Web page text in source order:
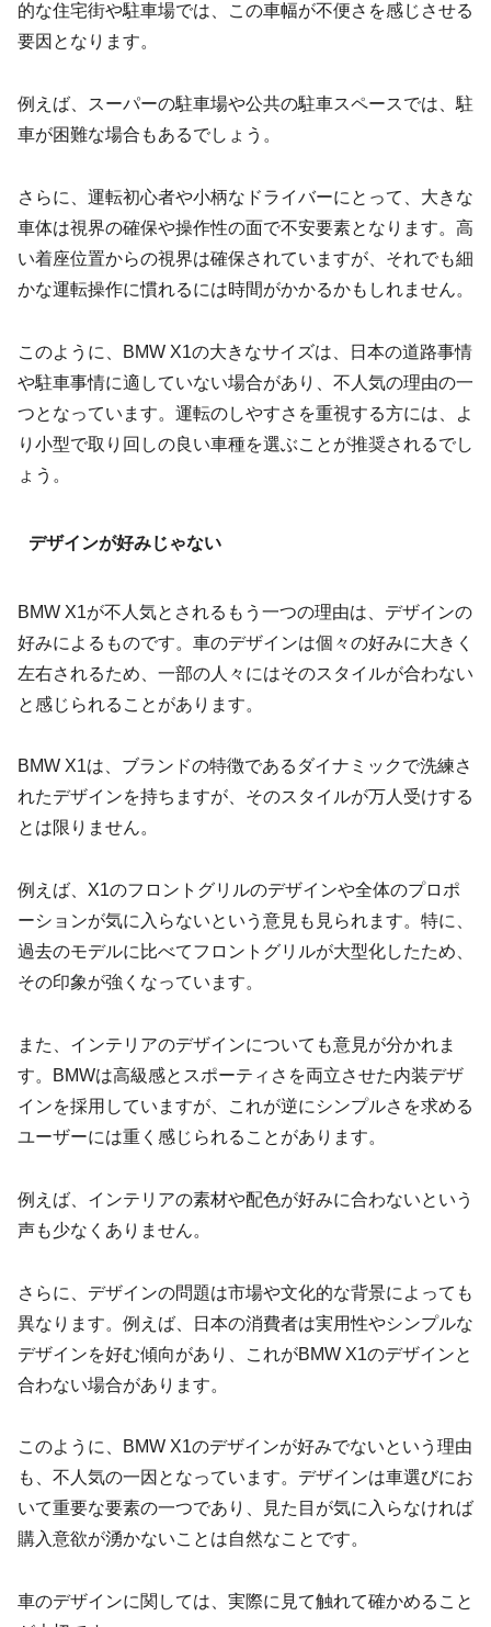
的な住宅街や駐車場では、この車幅が不便さを感じさせる
要因となります。
例えば、スーパーの駐車場や公共の駐車スペースでは、駐
車が困難な場合もあるでしょう。
さらに、運転初心者や小柄なドライバーにとって、大きな
車体は視界の確保や操作性の面で不安要素となります。高
い着座位置からの視界は確保されていますが、それでも細
かな運転操作に慣れるには時間がかかるかもしれません。
このように、BMW X1の大きなサイズは、日本の道路事情
や駐車事情に適していない場合があり、不人気の理由の一
つとなっています。運転のしやすさを重視する方には、よ
り小型で取り回しの良い車種を選ぶことが推奨されるでし
ょう。
デザインが好みじゃない
BMW X1が不人気とされるもう一つの理由は、デザインの
好みによるものです。車のデザインは個々の好みに大きく
左右されるため、一部の人々にはそのスタイルが合わない
と感じられることがあります。
BMW X1は、ブランドの特徴であるダイナミックで洗練さ
れたデザインを持ちますが、そのスタイルが万人受けする
とは限りません。
例えば、X1のフロントグリルのデザインや全体のプロポ
ーションが気に入らないという意見も見られます。特に、
過去のモデルに比べてフロントグリルが大型化したため、
その印象が強くなっています。
また、インテリアのデザインについても意見が分かれま
す。BMWは高級感とスポーティさを両立させた内装デザ
インを採用していますが、これが逆にシンプルさを求める
ユーザーには重く感じられることがあります。
例えば、インテリアの素材や配色が好みに合わないという
声も少なくありません。
さらに、デザインの問題は市場や文化的な背景によっても
異なります。例えば、日本の消費者は実用性やシンプルな
デザインを好む傾向があり、これがBMW X1のデザインと
合わない場合があります。
このように、BMW X1のデザインが好みでないという理由
も、不人気の一因となっています。デザインは車選びにお
いて重要な要素の一つであり、見た目が気に入らなければ
購入意欲が湧かないことは自然なことです。
車のデザインに関しては、実際に見て触れて確かめること